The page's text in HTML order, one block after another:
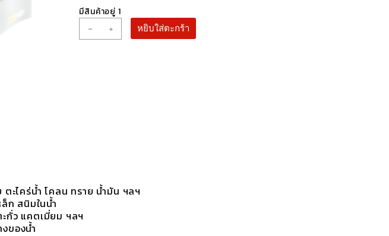
มีสินค้าอยู่ 1
-
เครื่อง
+ หยิบใส่ตะกร้า
ะไคร่น้ำ โคลน ทราย น้ำมัน ฯลฯ
ก สนิมในน้ำ
กั่ว แคตเมี่ยม ฯลฯ
ของน้ำ